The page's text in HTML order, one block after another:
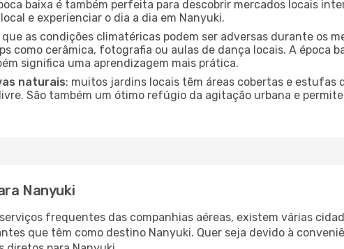
baixa é também perfeita para descobrir mercados locais
e experienciar o dia a dia em Nanyuki.
que as condições climatéricas podem ser adversas durante os
como cerâmica, fotografia ou aulas de dança locais. A época
significa uma aprendizagem mais prática.
naturais: muitos jardins locais têm áreas cobertas e estufas
São também um ótimo refúgio da agitação urbana e
Nanyuki
frequentes das companhias aéreas, existem várias
que têm como destino Nanyuki. Quer seja devido à